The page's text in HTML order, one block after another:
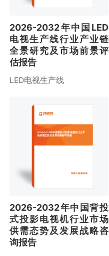
2026-2032年中国LED
电视生产线行业产业链
全景研究及市场前景评
估报告
LED电视生产线
2026-2032年中国背投式投影电视机行业市
场供需态势及发展战略咨询报告
2026-2032年中国背投
式投影电视机行业市场
供需态势及发展战略咨
询报告